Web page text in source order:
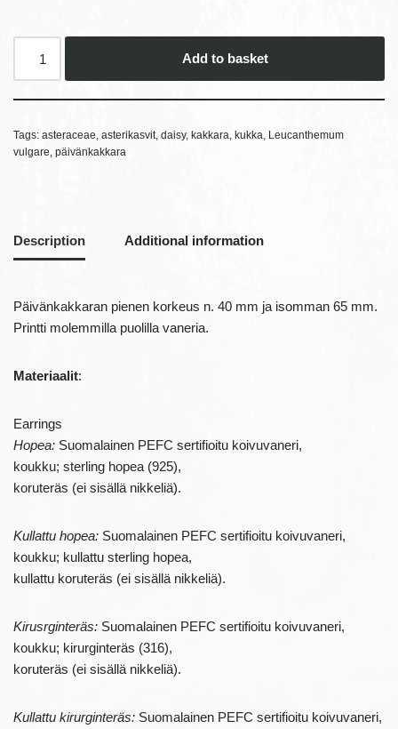
Add to basket
Tags: asteraceae, asterikasvit, daisy, kakkara, kukka, Leucanthemum
vulgare, päivänkakkara
Description Additional information
Päivänkakkaran pienen korkeus n. 40 mm ja isomman 65 mm.
Printti molemmilla puolilla vaneria.
Materiaalit:
Earrings
Hopea: Suomalainen PEFC sertifioitu koivuvaneri,
koukku; sterling hopea (925),
koruteräs (ei sisällä nikkeliä).
Kullattu hopea: Suomalainen PEFC sertifioitu koivuvaneri,
koukku; kullattu sterling hopea,
kullattu koruteräs (ei sisällä nikkeliä).
Kirusrginteräs: Suomalainen PEFC sertifioitu koivuvaneri,
koukku; kirurginteräs (316),
koruteräs (ei sisällä nikkeliä).
Kullattu kirurginteräs: Suomalainen PEFC sertifioitu koivuvaneri,